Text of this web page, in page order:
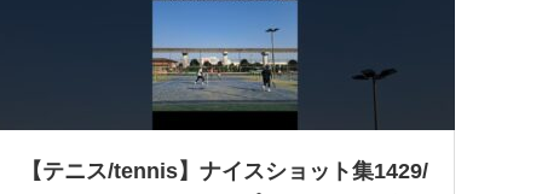
【テニス/tennis】ナイスショット集1429/